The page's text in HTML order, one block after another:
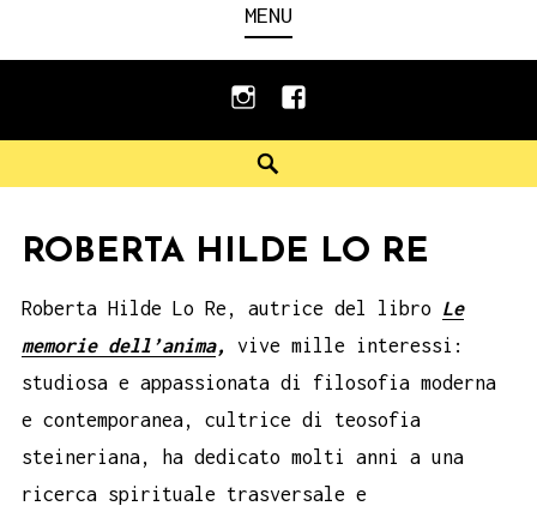
MENU
instagramfacebook
ROBERTA HILDE LO RE
Roberta Hilde Lo Re, autrice del libro
Le
memorie dell’anima,
vive mille interessi:
studiosa e appassionata di filosofia moderna
e contemporanea, cultrice di teosofia
steineriana, ha dedicato molti anni a una
ricerca spirituale trasversale e